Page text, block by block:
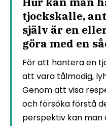
tjockskalle,
själv är en
göra med en
För att hantera en
att vara tålmodig,
Genom att visa
och försöka förstå
perspektiv kan